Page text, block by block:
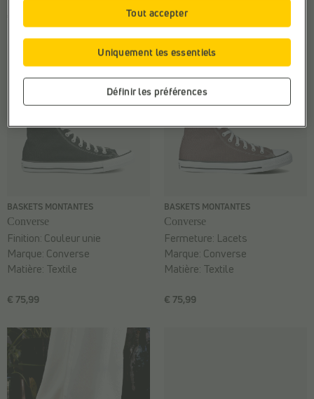
€ 79,99
BASKETS MONTANTES
Converse
€ 75,99
Finition: Couleur unie
Marque: Converse
Matière: Textile
BASKETS MONTANTES
Converse
€ 75,99
Fermeture: Lacets
Marque: Converse
Matière: Textile
Définir les préférences
Uniquement les essentiels
Tout accepter